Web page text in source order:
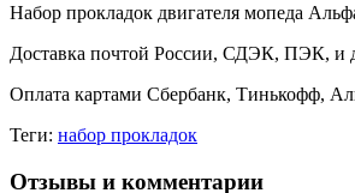
Набор прокладок двигателя мопеда
Доставка почтой России, СДЭК, ПЭК, и
Оплата картами Сбербанк, Тинькофф,
Теги: набор прокладок
Отзывы и комментарии